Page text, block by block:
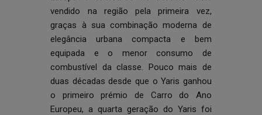
vendido na região pela primeira vez,
graças à sua combinação moderna de
elegância urbana compacta e bem
equipada e o menor consumo de
combustível da classe. Pouco mais de
duas décadas desde que o Yaris ganhou
o primeiro prémio de Carro do Ano
Europeu, a quarta geração do Yaris foi